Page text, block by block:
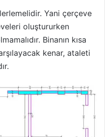
Yani çerçeve
oluştururken
Binanın kısa
kenar, ataleti